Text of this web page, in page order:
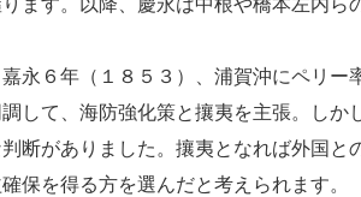
ます。以降、慶永は中根や橋本左内ら
永６年（１８５３）、浦賀沖にペリー
調して、海防強化策と攘夷を主張。し
判断がありました。攘夷となれば外国と
保を得る方を選んだと考えられます。